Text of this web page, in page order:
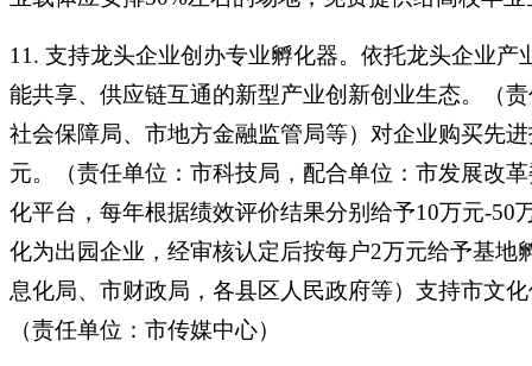
11. 支持龙头企业创办专业孵化器。依托龙头企业
能共享、供应链互通的新型产业创新创业生态。（
社会保障局、市地方金融监管局等）对企业购买先
元。（责任单位：市科技局，配合单位：市发展改
化平台，每年根据绩效评价结果分别给予10万元-
化为出园企业，经审核认定后按每户2万元给予基
息化局、市财政局，各县区人民政府等）支持市文
（责任单位：市传媒中心）